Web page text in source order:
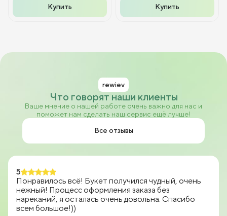
Купить Купить
Что говорят наши клиенты
rewiev
Ваше мнение о нашей работе очень важно для нас и
поможет нам сделать наш сервис ещё лучше!
Все отзывы
5
Понравилось всё! Букет получился чудный, очень
нежный! Процесс оформления заказа без
нареканий, я осталась очень довольна. Спасибо
всем большое!))